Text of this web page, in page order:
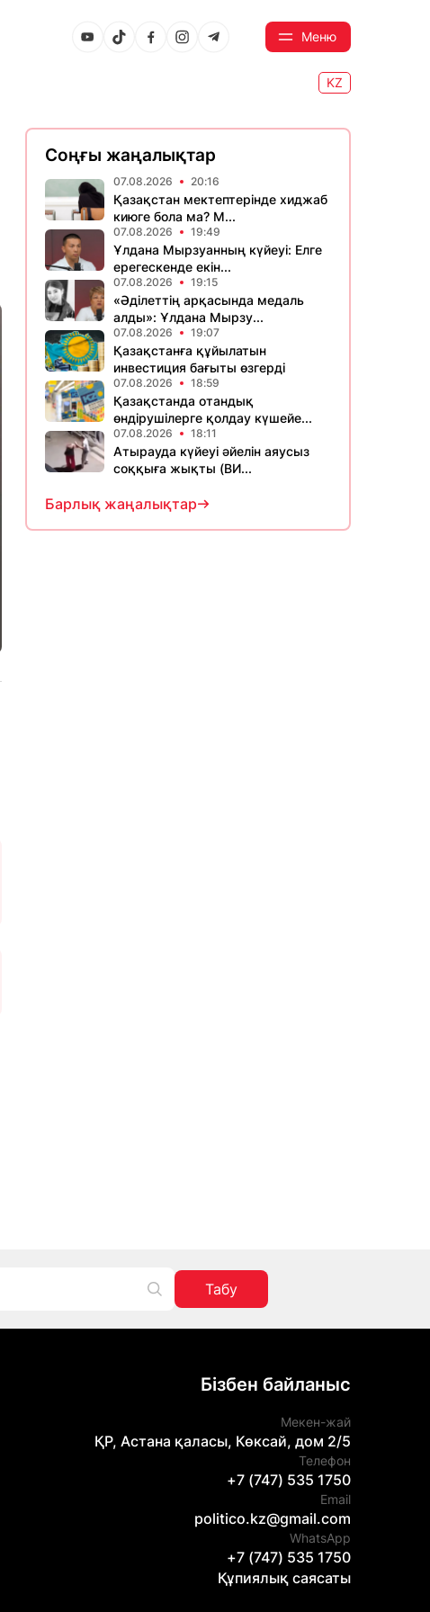
Меню
KZ
Соңғы жаңалықтар
07.08.2026 20:16
Қазақстан мектептерінде хиджаб
киюге бола ма? М...
07.08.2026 19:49
Ұлдана Мырзуанның күйеуі: Елге
ерегескенде екін...
07.08.2026 19:15
«Әділеттің арқасында медаль
алды»: Ұлдана Мырзу...
07.08.2026 19:07
Қазақстанға құйылатын
инвестиция бағыты өзгерді
07.08.2026 18:59
Қазақстанда отандық
өндірушілерге қолдау күшейе...
07.08.2026 18:11
Атырауда күйеуі әйелін аяусыз
соққыға жықты (ВИ...
Барлық жаңалықтар
Табу
Бізбен байланыс
Мекен-жай
ҚР, Астана қаласы, Көксай, дом 2/5
Телефон
+7 (747) 535 1750
Email
politico.kz@gmail.com
WhatsApp
+7 (747) 535 1750
Құпиялық саясаты